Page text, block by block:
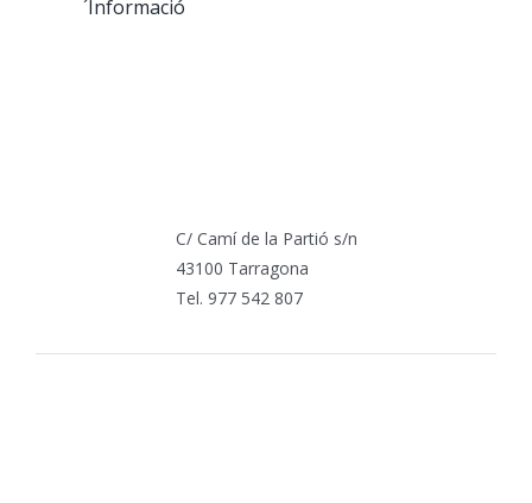
´Informació
C/ Camí de la Partió s/n
43100 Tarragona
Tel. 977 542 807